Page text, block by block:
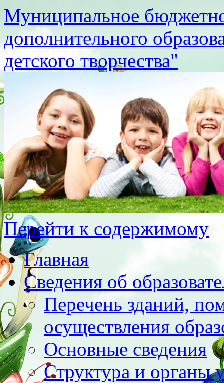
Муниципальное
дополнительного
детского творчества"
Перейти к содержимому
Главная
Сведения об
Перечень зданий,
осуществления
Основные сведения
Структура и органы